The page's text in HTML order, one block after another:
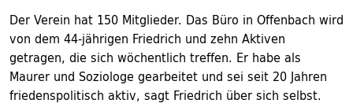
Der Verein hat 150 Mitglieder. Das Büro in Offenbach wird
von dem 44-jährigen Friedrich und zehn Aktiven
getragen, die sich wöchentlich treffen. Er habe als
Maurer und Soziologe gearbeitet und sei seit 20 Jahren
friedenspolitisch aktiv, sagt Friedrich über sich selbst.